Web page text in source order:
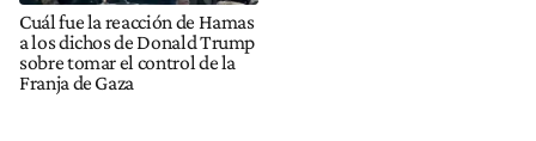
Cuál fue la reacción de Hamas
a los dichos de Donald Trump
sobre tomar el control de la
Franja de Gaza